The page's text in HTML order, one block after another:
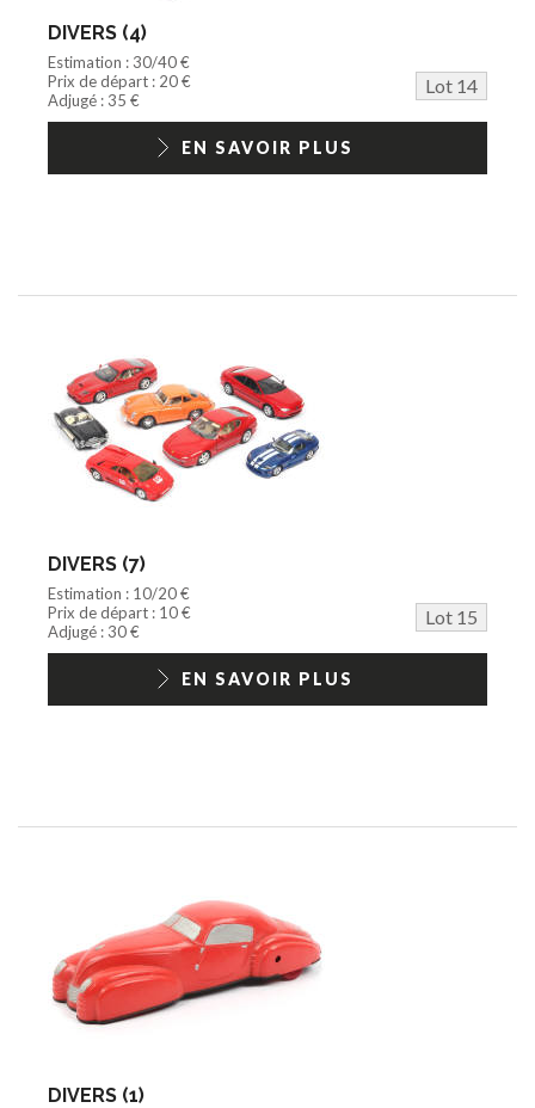
DIVERS (4)
Estimation : 30/40 €
Prix de départ : 20 €
Lot 14
Adjugé : 35 €
EN SAVOIR PLUS
DIVERS (7)
Estimation : 10/20 €
Prix de départ : 10 €
Lot 15
Adjugé : 30 €
EN SAVOIR PLUS
DIVERS (1)